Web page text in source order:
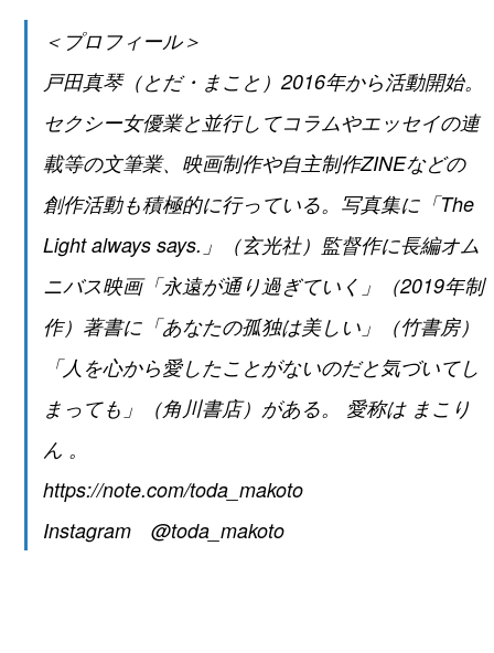
＜プロフィール＞
戸田真琴（とだ・まこと）2016年から活動開始。
セクシー女優業と並行してコラムやエッセイの連
載等の文筆業、映画制作や自主制作ZINEなどの
創作活動も積極的に行っている。写真集に「The
Light always says.」（玄光社）監督作に長編オム
ニバス映画「永遠が通り過ぎていく」（2019年制
作）著書に「あなたの孤独は美しい」（竹書房）
「人を心から愛したことがないのだと気づいてし
まっても」（角川書店）がある。 愛称は まこり
ん 。
https://note.com/toda_makoto
Instagram @toda_makoto